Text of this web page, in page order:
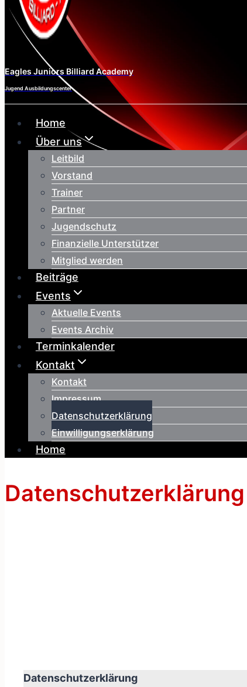
Eagles Juniors Billiard Academy
Jugend Ausbildungscenter
Home
Über uns
Leitbild
Vorstand
Trainer
Partner
Jugendschutz
Finanzielle Unterstützer
Mitglied werden
Beiträge
Events
Aktuelle Events
Events Archiv
Terminkalender
Kontakt
Kontakt
Impressum
Datenschutzerklärung
Einwilligungserklärung
Home
Datenschutzerklärung
Datenschutzerklärung